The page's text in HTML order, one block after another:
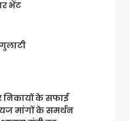
भेंट
निकायों के सफाई
मांगों के समर्थन